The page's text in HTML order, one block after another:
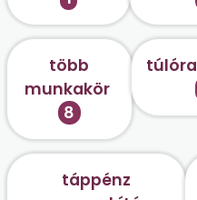
több
munkakör
8
táppénz